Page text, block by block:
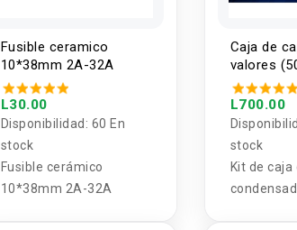
Fusible ceramico
10*38mm 2A-32A
L30.00
Disponibilidad: 60 En
stock
Fusible cerámico
10*38mm 2A-32A
Caja de
valores
L700.00
stock
Kit de